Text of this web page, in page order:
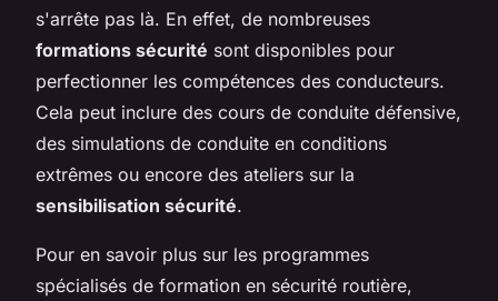
s'arrête pas là. En effet, de nombreuses
formations sécurité sont disponibles pour
perfectionner les compétences des conducteurs.
Cela peut inclure des cours de conduite défensive,
des simulations de conduite en conditions
extrêmes ou encore des ateliers sur la
sensibilisation sécurité.
Pour en savoir plus sur les programmes
spécialisés de formation en sécurité routière,